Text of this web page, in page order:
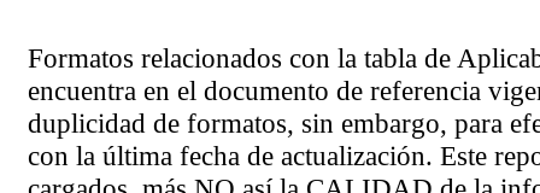
Formatos relacionados con la tabla de
encuentra en el documento de referencia
duplicidad de formatos, sin embargo, para
con la última fecha de actualización. Este